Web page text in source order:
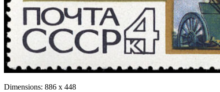
Dimensions: 886 x 448